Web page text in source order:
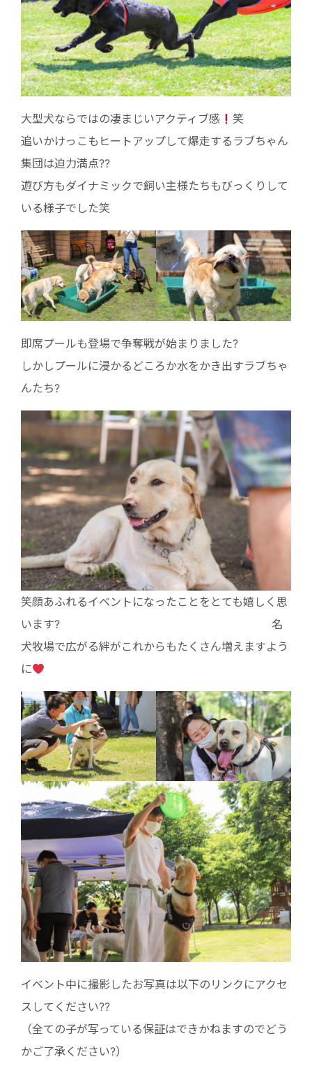
大型犬ならではの凄まじいアクティブ感
笑
追いかけっこもヒートアップして爆走するラブちゃん
集団は迫力満点??
遊び方もダイナミックで飼い主様たちもびっくりして
いる様子でした笑
即席プールも登場で争奪戦が始まりました?
しかしプールに浸かるどころか水をかき出すラブちゃ
んたち?
笑顔あふれるイベントになったことをとても嬉しく思
います? 名
犬牧場で広がる絆がこれからもたくさん増えますよう
に
イベント中に撮影したお写真は以下のリンクにアクセ
スしてください??
（全ての子が写っている保証はできかねますのでどう
かご了承ください?）